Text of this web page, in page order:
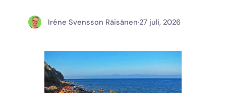
Iréne Svensson Räisänen·27 juli, 2026